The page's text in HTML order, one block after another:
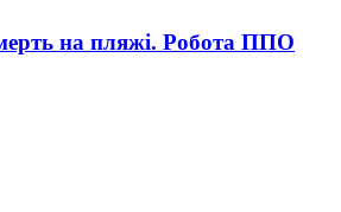
на пляжі. Робота ППО